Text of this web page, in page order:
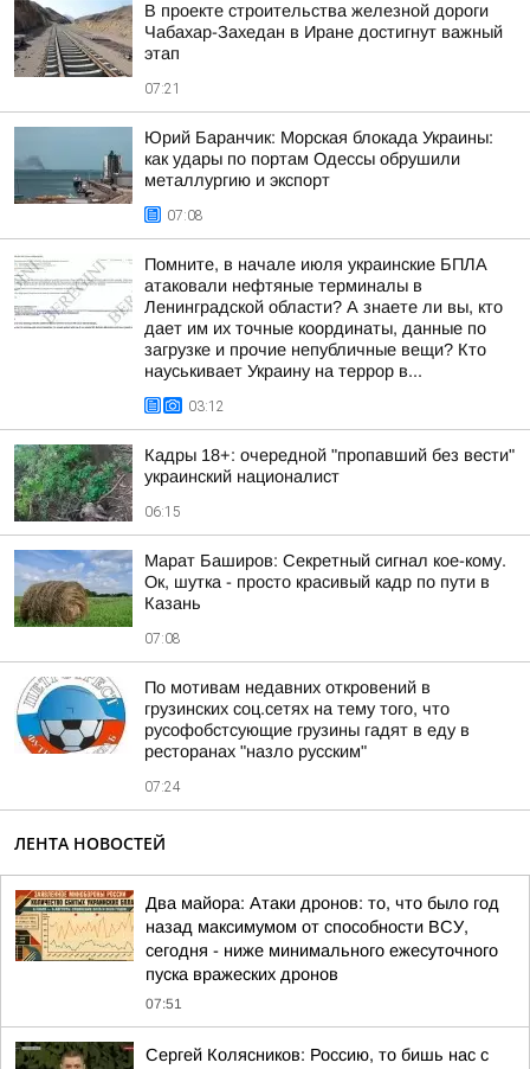
В проекте строительства железной дороги
Чабахар-Захедан в Иране достигнут важный
этап
07:21
Юрий Баранчик: Морская блокада Украины:
как удары по портам Одессы обрушили
металлургию и экспорт
07:08
Помните, в начале июля украинские БПЛА
атаковали нефтяные терминалы в
Ленинградской области? А знаете ли вы, кто
дает им их точные координаты, данные по
загрузке и прочие непубличные вещи? Кто
науськивает Украину на террор в...
03:12
Кадры 18+: очередной "пропавший без вести"
украинский националист
06:15
Марат Баширов: Секретный сигнал кое-кому.
Ок, шутка - просто красивый кадр по пути в
Казань
07:08
По мотивам недавних откровений в
грузинских соц.сетях на тему того, что
русофобстсующие грузины гадят в еду в
ресторанах "назло русским"
07:24
ЛЕНТА НОВОСТЕЙ
Два майора: Атаки дронов: то, что было год
назад максимумом от способности ВСУ,
сегодня - ниже минимального ежесуточного
пуска вражеских дронов
07:51
Сергей Колясников: Россию, то бишь нас с